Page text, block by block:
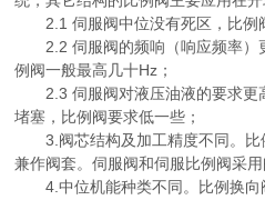
2.1 伺服阀中位没有死区，比例
2.2 伺服阀的频响（响应频率）
例阀一般最高几十Hz；
2.3 伺服阀对液压油液的要求更
堵塞，比例阀要求低一些；
3.阀芯结构及加工精度不同。比
兼作阀套。伺服阀和伺服比例阀采用
4.中位机能种类不同。比例换向